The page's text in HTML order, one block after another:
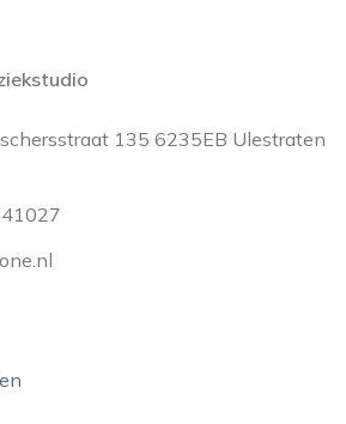
135 6235EB Ulestraten